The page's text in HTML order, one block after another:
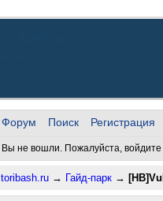
Форум Поиск Регистрация
Вы не вошли. Пожалуйста, войдите
toribash.ru → Гайд-парк →